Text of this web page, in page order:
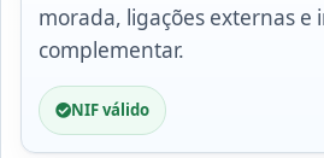
morada, ligações externas e
complementar.
NIF válido